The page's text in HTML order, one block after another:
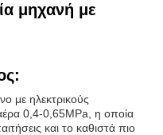
μηχανή με
με ηλεκτρικούς
0,4-0,65MPa, η οποία
και το καθιστά πιο